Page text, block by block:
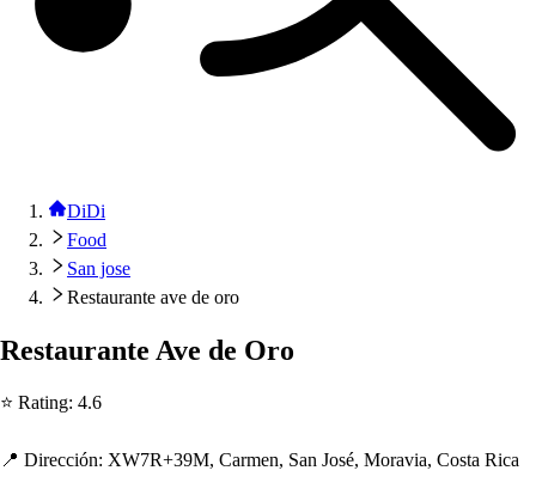
DiDi
Food
San jose
Restaurante ave de oro
Restaurante Ave de Oro
⭐ Rating: 4.6
📍 Dirección: XW7R+39M, Carmen, San José, Moravia, Costa Rica